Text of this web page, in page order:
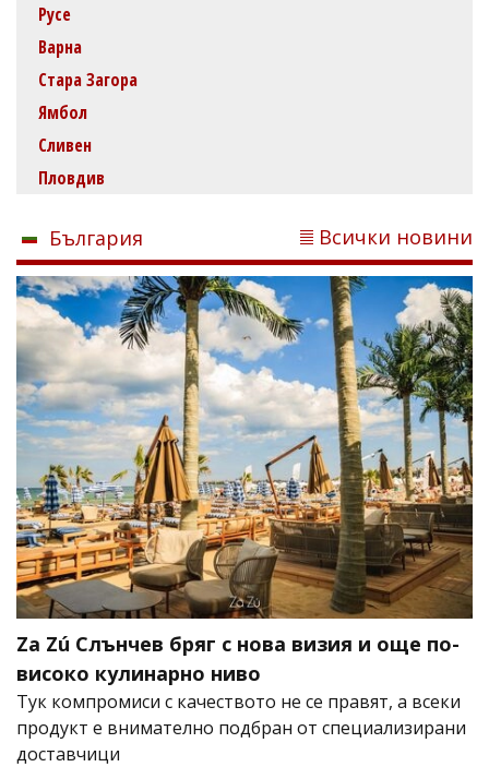
Русе
Варна
Стара Загора
Ямбол
Сливен
Пловдив
България Всички новини
Za Zú Слънчев бряг с нова визия и още по-
високо кулинарно ниво
Тук компромиси с качеството не се правят, а всеки
продукт е внимателно подбран от специализирани
доставчици